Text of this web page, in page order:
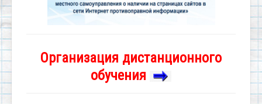
Организация дистанционного
обучения